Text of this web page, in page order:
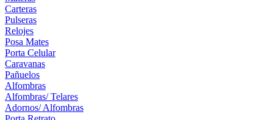
Carteras
Pulseras
Relojes
Posa Mates
Porta Celular
Caravanas
Pañuelos
Alfombras
Alfombras/ Telares
Adornos/ Alfombras